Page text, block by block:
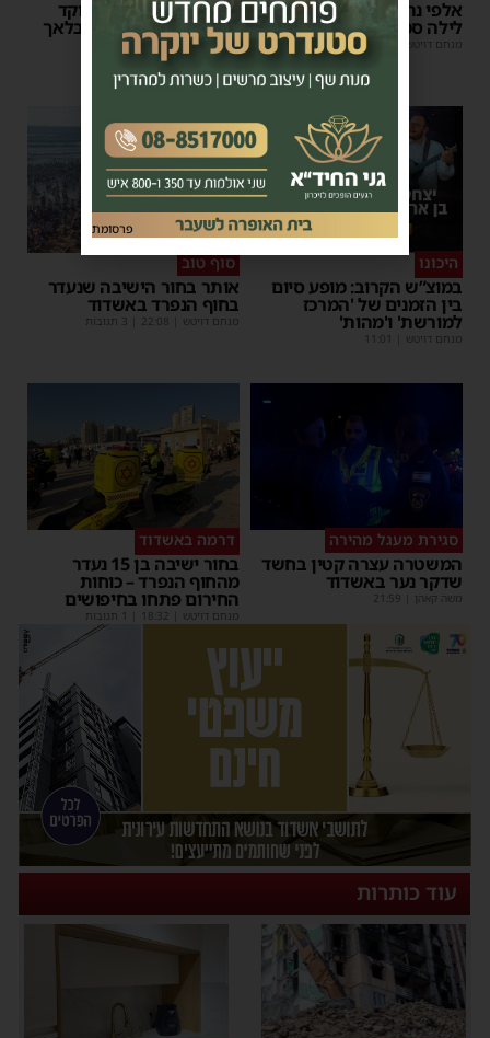
אלפי נהגים יושפעו: עבודות
לילה סמוך לאשדוד
מנחם דויטש
אשדוד מצילה חיים: מוקד
התרמת דם ליד השטיבלאך
משה קאהן 11:05
היכונו
במוצ”ש הקרוב: מופע סיום
בין הזמנים של 'המרכז
למורשת' ו'מהות'
מנחם דויטש
סוף טוב
אותר בחור הישיבה שנעדר
בחוף הנפרד באשדוד
מנחם דויטש 22:08
סגירת מעגל מהירה
המשטרה עצרה קטין בחשד
שדקר נער באשדוד
משה קאהן 21:59
דרמה באשדוד
בחור ישיבה בן 15 נעדר
מהחוף הנפרד – כוחות
החירום פתחו בחיפושים
מנחם דויטש 18:32
עוד כותרות
פרסומת